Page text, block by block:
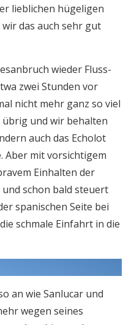
lieblichen hügeligen
das auch sehr gut
wieder Fluss-
zwei Stunden vor
nicht mehr ganz so viel
übrig und wir behalten
auch das Echolot
Aber mit vorsichtigem
Einhalten der
schon bald steuert
spanischen Seite bei
schmale Einfahrt in die
an wie Sanlucar und
wegen seines